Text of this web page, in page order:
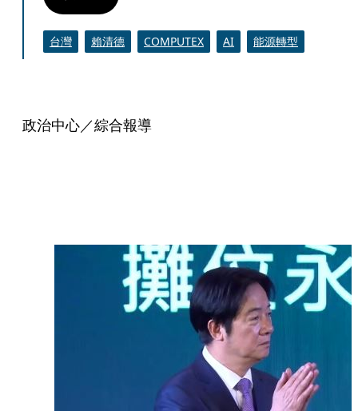
台灣 賴清德 COMPUTEX AI 能源轉型
政治中心／綜合報導